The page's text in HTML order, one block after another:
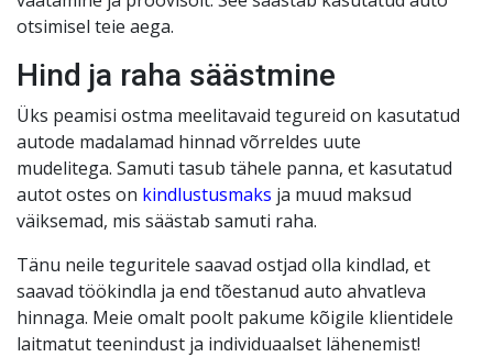
otsimisel teie aega.
Hind ja raha säästmine
Üks peamisi ostma meelitavaid tegureid on kasutatud
autode madalamad hinnad võrreldes uute
mudelitega. Samuti tasub tähele panna, et kasutatud
autot ostes on kindlustusmaks ja muud maksud
väiksemad, mis säästab samuti raha.
Tänu neile teguritele saavad ostjad olla kindlad, et
saavad töökindla ja end tõestanud auto ahvatleva
hinnaga. Meie omalt poolt pakume kõigile klientidele
laitmatut teenindust ja individuaalset lähenemist!